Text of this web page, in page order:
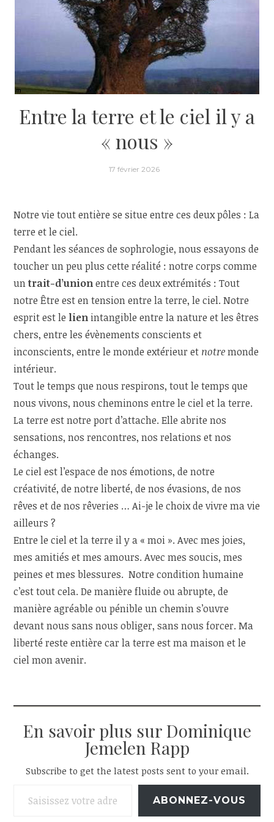
Entre la terre et le ciel il y a
« nous »
17 février 2026
Notre vie tout entière se situe entre ces deux pôles : La
terre et le ciel.
Pendant les séances de sophrologie, nous essayons de
toucher un peu plus cette réalité : notre corps comme
untrait-d’unionentre ces deux extrémités : Tout
notre Être est en tension entre la terre, le ciel. Notre
esprit est le lien intangible entre la nature et les êtres
chers, entre les évènements conscients et
inconscients, entre le monde extérieur et notremonde
intérieur.
Tout le temps que nous respirons, tout le temps que
nous vivons, nous cheminons entre le ciel et la terre.
La terre est notre port d’attache. Elle abrite nos
sensations, nos rencontres, nos relations et nos
échanges.
Le ciel est l’espace de nos émotions, de notre
créativité, de notre liberté, de nos évasions, de nos
rêves et de nos rêveries … Ai-je le choix de vivre ma vie
ailleurs ?
Entre le ciel et la terre il y a « moi ». Avec mes joies,
mes amitiés et mes amours. Avec mes soucis, mes
peines et mes blessures. Notre condition humaine
c’est tout cela. De manière fluide ou abrupte, de
manière agréable ou pénible un chemin s’ouvre
devant nous sans nous obliger, sans nous forcer. Ma
liberté reste entière car la terre est ma maison et le
ciel mon avenir.
En savoir plus sur Dominique
Jemelen Rapp
Subscribe to get the latest posts sent to your email.
ABONNEZ-VOUS